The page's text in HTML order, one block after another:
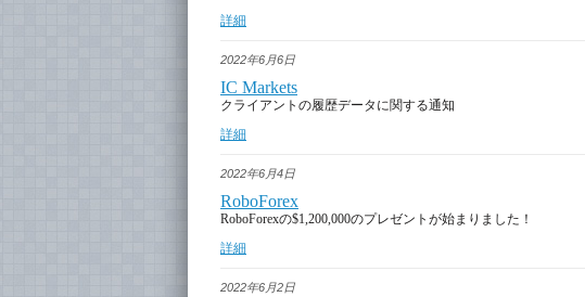
詳細
2022年6月6日
IC Markets
クライアントの履歴データに関する通知
詳細
2022年6月4日
RoboForex
RoboForexの$1,200,000のプレゼントが始まりました！
詳細
2022年6月2日